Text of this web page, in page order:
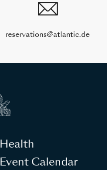
reservations@atlantic.de
Health
Event Calendar